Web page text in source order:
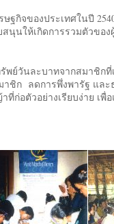
ฐกิจของประเทศในปี
ให้เกิดการรวมตัวขอ
ย์วันละบาทจากสมาชิก
ก ลดการพึ่งพารัฐ แล
ที่ก่อตัวอย่างเรียบง่าย